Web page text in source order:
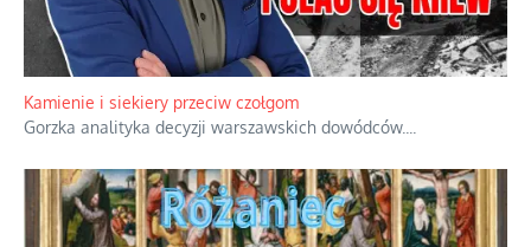
Kamienie i siekiery przeciw czołgom
Gorzka analityka decyzji warszawskich dowódców.